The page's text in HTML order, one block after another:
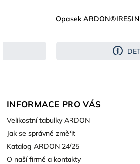
Opasek
INFORMACE PRO VÁS
Velikostní tabulky ARDON
Jak se správně změřit
Katalog ARDON 24/25
O naší firmě a kontakty